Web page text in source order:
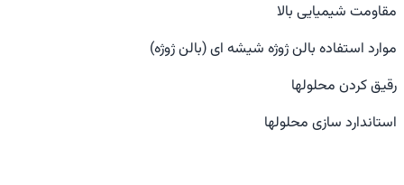
مقاومت شیمیایی بالا
موارد استفاده بالن ژوژه شیشه ای (بالن ژوژه)
رقیق کردن محلولها
استاندارد سازی محلولها